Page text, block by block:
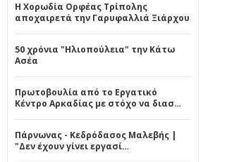
Η Χορωδία Ορφέας Τρίπολης
αποχαιρετά την Γαρυφαλλιά Ξιάρχου
50 χρόνια "Ηλιοπούλεια" την Κάτω
Ασέα
Πρωτοβουλία από το Εργατικό
Κέντρο Αρκαδίας με στόχο να διασ…
Πάρνωνας - Κεδρόδασος Μαλεβής |
"Δεν έχουν γίνει εργασί…